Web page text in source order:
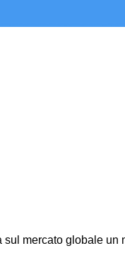
mercato globale un